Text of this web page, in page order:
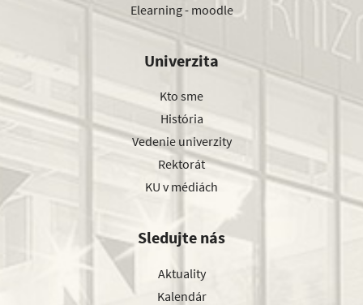
Elearning - moodle
Univerzita
Kto sme
História
Vedenie univerzity
Rektorát
KU v médiách
Sledujte nás
Aktuality
Kalendár